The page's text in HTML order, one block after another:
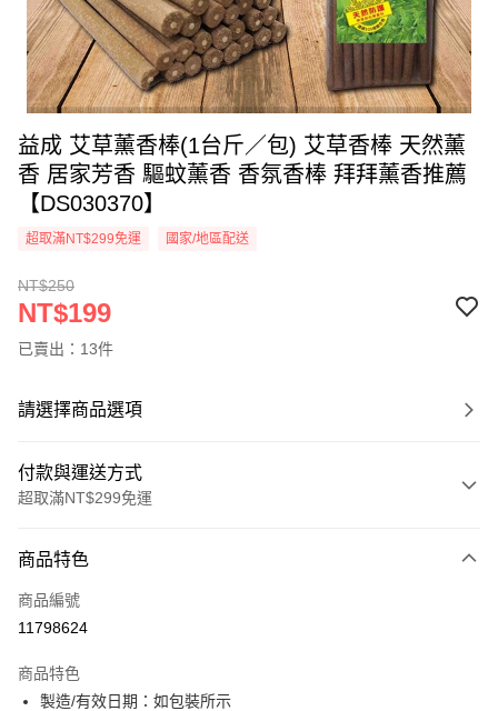
益成 艾草薰香棒(1台斤／包) 艾草香棒 天然薰
香 居家芳香 驅蚊薰香 香氛香棒 拜拜薰香推薦
【DS030370】
超取滿NT$299免運 國家/地區配送
NT$250
NT$199
已賣出：13件
請選擇商品選項
付款與運送方式
超取滿NT$299免運
信用卡一次付款
超商取貨付款
Apple Pay
商品特色
商品編號
11798624
商品特色
製造/有效日期：如包裝所示